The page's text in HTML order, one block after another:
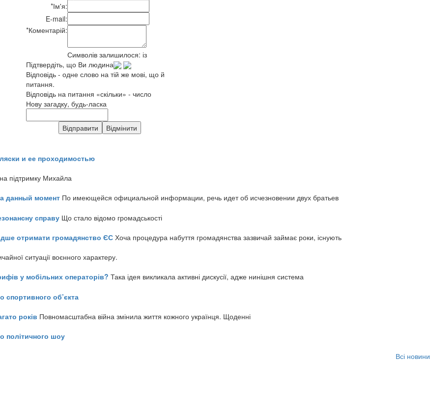
*Ім'я:
E-mail:
*Коментарій:
Символів залишилося: із
Підтвердіть, що Ви людина
Відповідь - одне слово на тій же мові, що й
питання.
Відповідь на питання «скільки» - число
Нову загадку, будь-ласка
и ее проходимостью
підтримку Михайла
данный момент По имеющейся официальной информации, речь идет об исчезновении двух братьев
справу Що стало відомо громадськості
отримати громадянство ЄС Хоча процедура набуття громадянства зазвичай займає роки, існують
ситуації воєнного характеру.
у мобільних операторів? Така ідея викликала активні дискусії, адже нинішня система
спортивного об’єкта
років Повномасштабна війна змінила життя кожного українця. Щоденні
політичного шоу
Всі новини